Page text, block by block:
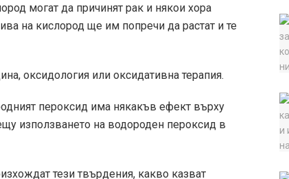
могат да причинят рак и някои хора
на кислород ще им попречи да растат и те
оксидология или оксидативна терапия.
пероксид има някакъв ефект върху
използването на водороден пероксид в
тези твърдения, какво казват